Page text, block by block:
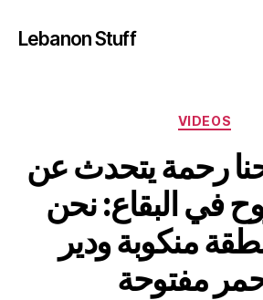
Lebanon Stuff
VIDEOS
رحمة يتحدث عن
في البقاع: نحن
منكوبة ودير
مفتوحة